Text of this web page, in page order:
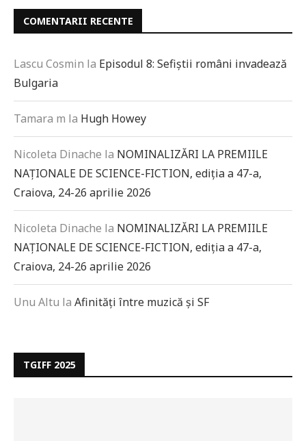
COMENTARII RECENTE
Lascu Cosmin la Episodul 8: Sefiștii români invadează
Bulgaria
Tamara m la Hugh Howey
Nicoleta Dinache la NOMINALIZĂRI LA PREMIILE
NAȚIONALE DE SCIENCE-FICTION, ediția a 47-a,
Craiova, 24-26 aprilie 2026
Nicoleta Dinache la NOMINALIZĂRI LA PREMIILE
NAȚIONALE DE SCIENCE-FICTION, ediția a 47-a,
Craiova, 24-26 aprilie 2026
Unu Altu la Afinități între muzică și SF
TGIFF 2025